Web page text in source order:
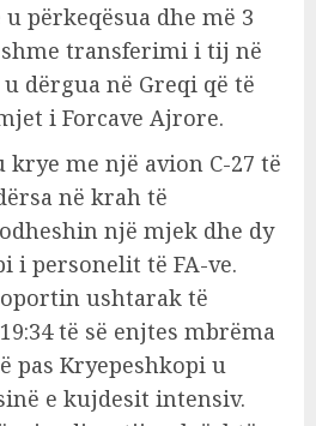
përkeqësua dhe më 3
transferimi i tij në
dërgua në Greqi që të
i Forcave Ajrore.
me një avion C-27 të
në krah të
një mjek dhe dy
i personelit të FA-ve.
ushtarak të
të së enjtes mbrëma
pas Kryepeshkopi u
e kujdesit intensiv.